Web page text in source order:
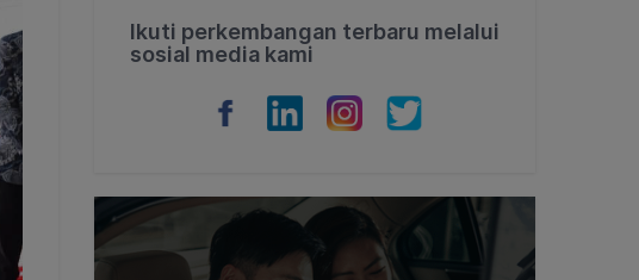
Ikuti perkembangan terbaru melalui
sosial media kami